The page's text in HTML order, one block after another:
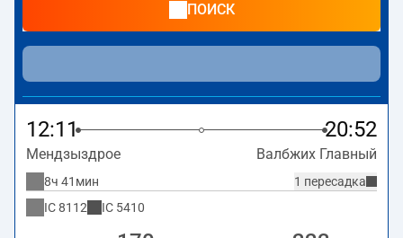
предлагают более низкую цену билета и, как правило,
более долгое время в пути. Поезд заканчивает маршрут
на станции Wałbrzych Główny.
ПОИСК
12:11 20:52
Мендзыздрое Валбжих Главный
1 пересадка
8ч 41мин
IC8112 IC 5410